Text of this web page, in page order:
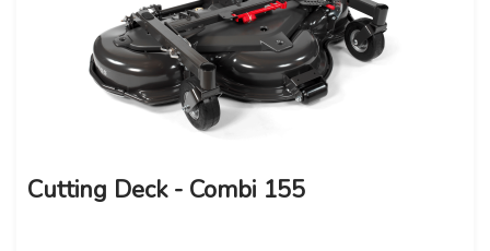
Cutting Deck - Combi 155